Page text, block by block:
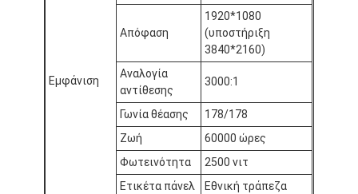
Εμφάνιση
Απόφαση
1920*1080
(υποστήριξη
3840*2160)
Αναλογία
αντίθεσης
3000:1
Γωνία θέασης
178/178
Ζωή
60000 ώρες
Φωτεινότητα
2500 νιτ
Ετικέτα πάνελ
Εθνική τράπεζα